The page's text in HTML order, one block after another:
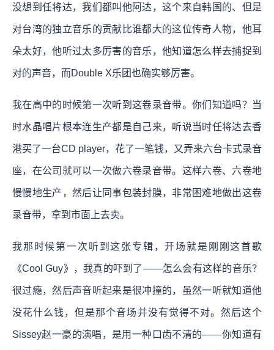
没想到任将达，我们都叫他阿达，这个来自韩国的、但是
对台湾的独立音乐的贡献比谁都大的这位传奇人物，他耳
朵太好，他听过太多厉害的音乐，他知道怎么样去捕捉到
对的声音，而Double X乐团也确实够厉害。
我在高中的时候第一次听到这卷录音带。你们知道吗？当
时水晶唱片根本连生产都是自己来，听说当时任将达去香
港买了一台CD player，花了一笔钱，又弄来六台卡式录音
座，在公司就可以一次做六卷录音带。这样六卷、六卷地
慢慢地生产，然后让同事包装封膜，非常困难地做出这卷
录音带，拿到市面上去卖。
我那时候第一次听到这张专辑，开场就是刚刚这首歌
《Cool Guy》，我真的吓到了——怎么会有这样的音乐？
很过瘾，然后声音听起来是很冲撞的，虽然一听就知道他
没花什么钱，但是那个音场并没有觉得不对。然后这个
Sissey赵一豪的演唱，是用一种口齿不清的——你知道有